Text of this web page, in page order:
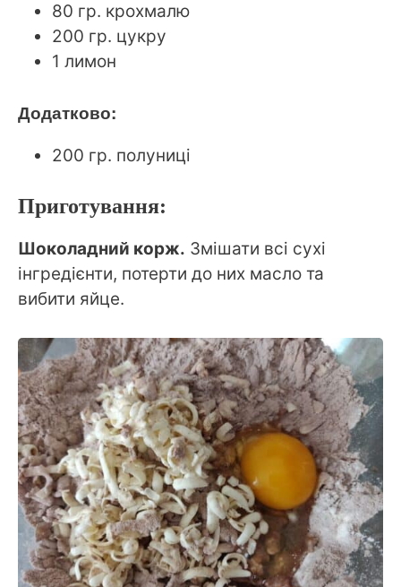
80 гр. крохмалю
200 гр. цукру
1 лимон
Додатково:
200 гр. полуниці
Приготування:
Шоколадний корж. Змішати всі сухі
інгредієнти, потерти до них масло та
вибити яйце.